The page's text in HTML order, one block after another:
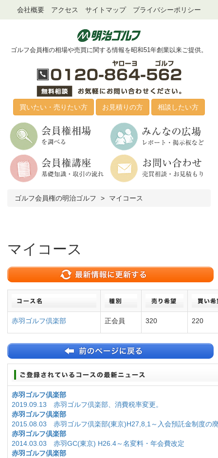
会社概要 アクセス サイトマップ プライバシーポリシー
ゴルフ会員権の相場や売買に関する情報を昭和51年創業以来ご提供。
買いたい・売りたい方 お見積りの方 相談したい方
ゴルフ会員権の明治ゴルフ マイコース
マイコース
赤羽ゴルフ倶楽部 正会員 320 220
赤羽ゴルフ倶楽部
2019.09.13 赤羽ゴルフ倶楽部、消費税率変更。
赤羽ゴルフ倶楽部
2015.08.03 赤羽ゴルフ倶楽部(東京)H27,8,1～入会預託金制度の
赤羽ゴルフ倶楽部
2014.03.03 赤羽GC(東京) H26.4～名変料・年会費改定
赤羽ゴルフ倶楽部